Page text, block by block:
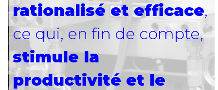
rationalisé et efficace,
ce qui, en fin de compte,
stimule la
productivité et le